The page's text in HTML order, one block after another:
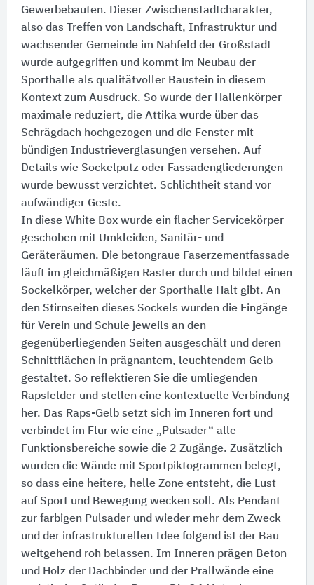
Gewerbebauten. Dieser Zwischenstadtcharakter,
also das Treffen von Landschaft, Infrastruktur und
wachsender Gemeinde im Nahfeld der Großstadt
wurde aufgegriffen und kommt im Neubau der
Sporthalle als qualitätvoller Baustein in diesem
Kontext zum Ausdruck. So wurde der Hallenkörper
maximale reduziert, die Attika wurde über das
Schrägdach hochgezogen und die Fenster mit
bündigen Industrieverglasungen versehen. Auf
Details wie Sockelputz oder Fassadengliederungen
wurde bewusst verzichtet. Schlichtheit stand vor
aufwändiger Geste.
In diese White Box wurde ein flacher Servicekörper
geschoben mit Umkleiden, Sanitär- und
Geräteräumen. Die betongraue Faserzementfassade
läuft im gleichmäßigen Raster durch und bildet einen
Sockelkörper, welcher der Sporthalle Halt gibt. An
den Stirnseiten dieses Sockels wurden die Eingänge
für Verein und Schule jeweils an den
gegenüberliegenden Seiten ausgeschält und deren
Schnittflächen in prägnantem, leuchtendem Gelb
gestaltet. So reflektieren Sie die umliegenden
Rapsfelder und stellen eine kontextuelle Verbindung
her. Das Raps-Gelb setzt sich im Inneren fort und
verbindet im Flur wie eine „Pulsader“ alle
Funktionsbereiche sowie die 2 Zugänge. Zusätzlich
wurden die Wände mit Sportpiktogrammen belegt,
so dass eine heitere, helle Zone entsteht, die Lust
auf Sport und Bewegung wecken soll. Als Pendant
zur farbigen Pulsader und wieder mehr dem Zweck
und der infrastrukturellen Idee folgend ist der Bau
weitgehend roh belassen. Im Inneren prägen Beton
und Holz der Dachbinder und der Prallwände eine